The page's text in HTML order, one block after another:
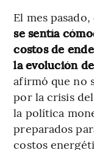
El mes
se sentía
costos de
la evolución
afirmó que no
por la crisis
la política
preparados
costos